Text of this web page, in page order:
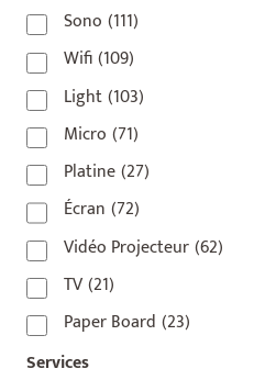
75004(2)
75006 (5)
75007(7)
75008 (17)
75009(5)
75010 (9)
75011 (17)
75012(8)
75013(2)
75014
Sono (111)
Wifi(109)
Light(103)
Micro (71)
Platine(27)
Écran (72)
Vidéo Projecteur(62)
TV(21)
Paper Board (23)
Services